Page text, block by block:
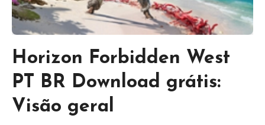
Horizon Forbidden West
PT BR Download grátis:
Visão geral